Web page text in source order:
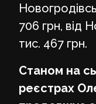
706 грн, від
тис. 467 грн.
Станом на
реєстрах